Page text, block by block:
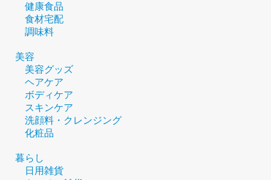
健康食品
食材宅配
調味料
美容
美容グッズ
ヘアケア
ボディケア
スキンケア
洗顔料・クレンジング
化粧品
暮らし
日用雑貨